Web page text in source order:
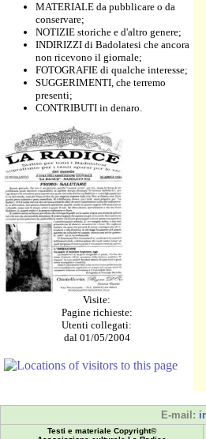
MATERIALE da pubblicare o da
conservare;
NOTIZIE storiche e d'altro genere;
INDIRIZZI di Badolatesi che ancora
non ricevono il giornale;
FOTOGRAFIE di qualche interesse;
SUGGERIMENTI, che terremo
presenti;
CONTRIBUTI in denaro.
Visite:
Pagine richieste:
Utenti collegati:
dal 01/05/2004
Associazione culturale La Radice
www.laradice.it